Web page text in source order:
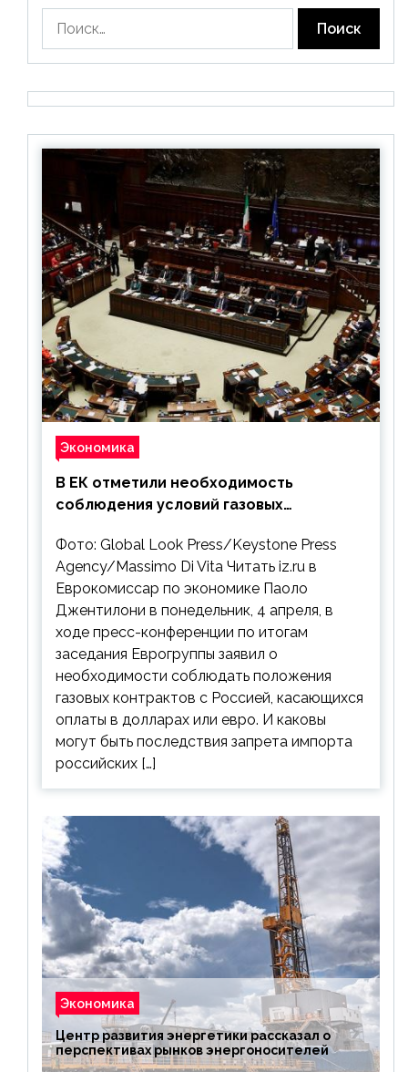
Экономика
В ЕК отметили необходимость
соблюдения условий газовых
Фото: Global Look Press/Keystone Press
Agency/Massimo Di Vita Читать iz.ru в
Еврокомиссар по экономике Паоло
Джентилони в понедельник, 4 апреля, в
ходе пресс-конференции по итогам
заседания Еврогруппы заявил о
необходимости соблюдать положения
газовых контрактов с Россией, касающихся
оплаты в долларах или евро. И каковы
могут быть последствия запрета импорта
российских […]
Экономика
Центр развития энергетики рассказал о
перспективах рынков энергоносителей